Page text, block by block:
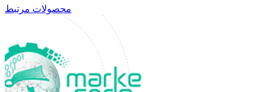
محصولات مرتبط